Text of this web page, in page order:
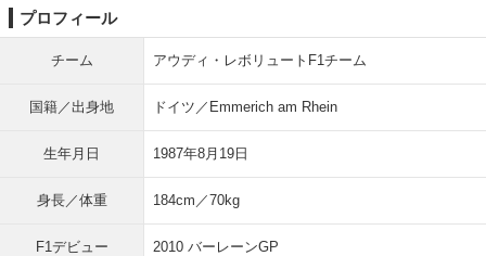
プロフィール
チーム アウディ・レボリュートF1チーム
国籍／出身地 ドイツ／Emmerich am Rhein
生年月日 1987年8月19日
身長／体重 184cm／70kg
F1デビュー 2010 バーレーンGP